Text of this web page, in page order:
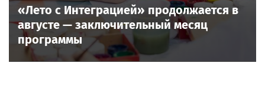
«Лето с Интеграцией» продолжается в
августе — заключительный месяц
программы